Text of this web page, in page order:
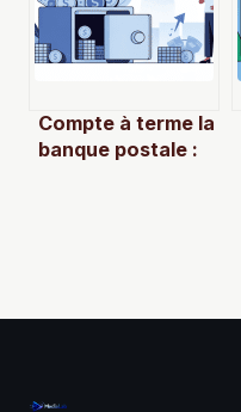
Compte à terme la
banque postale :